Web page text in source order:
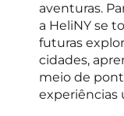
aventuras.
a HeliNY se
futuras
cidades,
meio de
experiências